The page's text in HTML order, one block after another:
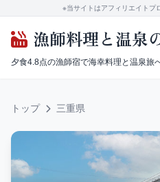
※当サイトはアフィリエイトプ
漁師料理と温泉
夕食4.8点の漁師宿で海幸料理と温泉旅
トップ 三重県